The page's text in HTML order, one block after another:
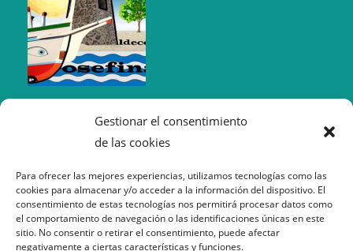
Gestionar el consentimiento
de las cookies
Para ofrecer las mejores experiencias, utilizamos tecnologías como las
cookies para almacenar y/o acceder a la información del dispositivo. El
consentimiento de estas tecnologías nos permitirá procesar datos como
el comportamiento de navegación o las identificaciones únicas en este
sitio. No consentir o retirar el consentimiento, puede afectar
negativamente a ciertas características y funciones.